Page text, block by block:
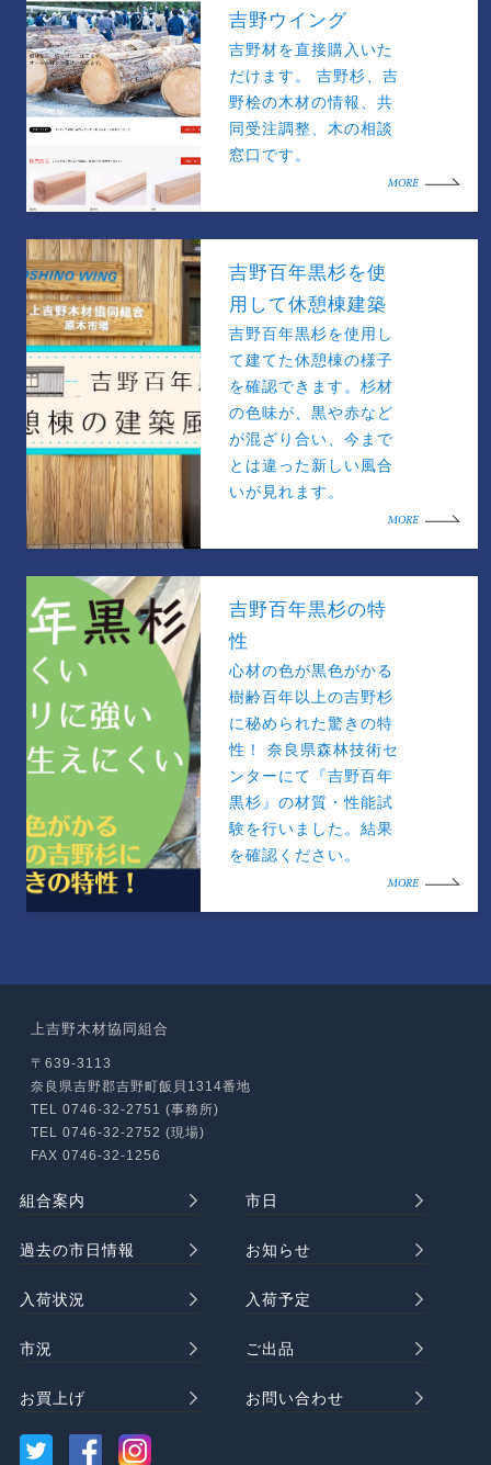
吉野ウイング
吉野材を直接購入いた
だけます。 吉野杉、吉
野桧の木材の情報、共
同受注調整、木の相談
窓口です。
MORE
吉野百年黒杉を使
用して休憩棟建築
吉野百年黒杉を使用し
て建てた休憩棟の様子
を確認できます。杉材
の色味が、黒や赤など
が混ざり合い、今まで
とは違った新しい風合
いが見れます。
MORE
吉野百年黒杉の特
性
心材の色が黒色がかる
樹齢百年以上の吉野杉
に秘められた驚きの特
性！ 奈良県森林技術セ
ンターにて『吉野百年
黒杉』の材質・性能試
験を行いました。結果
を確認ください。
MORE
上吉野木材協同組合
〒639-3113
奈良県吉野郡吉野町飯貝1314番地
TEL 0746-32-2751 (事務所)
TEL 0746-32-2752 (現場)
FAX 0746-32-1256
組合案内 市日
過去の市日情報 お知らせ
入荷状況 入荷予定
市況 ご出品
お買上げ お問い合わせ